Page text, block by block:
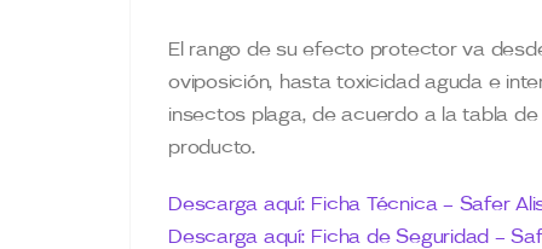
El rango de su efecto protector va
oviposición, hasta toxicidad aguda e
insectos plaga, de acuerdo a la tabla
producto.
Descarga aquí: Ficha Técnica – Safer
Descarga aquí: Ficha de Seguridad –